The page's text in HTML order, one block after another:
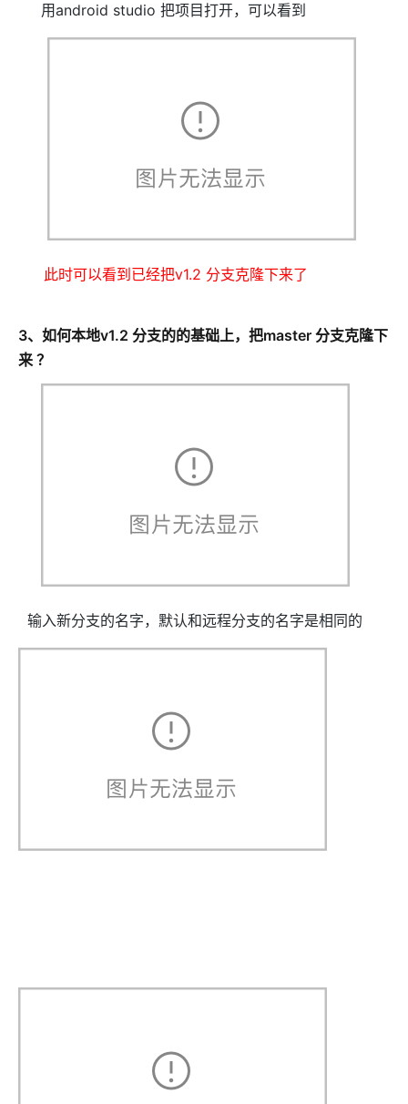
用android studio 把项目打开，可以看到
此时可以看到已经把v1.2 分支克隆下来了
3、如何本地v1.2 分支的的基础上，把master 分支克隆下
来 ？
输入新分支的名字，默认和远程分支的名字是相同的